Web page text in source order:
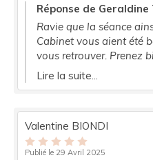
découvrir d'autres soins".
Mme ROUSSIER Sylviane.
Réponse de
Ravie que la séance
Cabinet vous aient été
vous
Lire la suite...
Valentine BIONDI
Publié le 29 Avril 2025